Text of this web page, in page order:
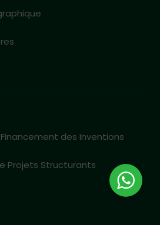
des Inventions
Projets Structurants